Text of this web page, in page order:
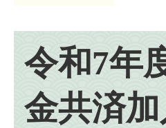
令和7年
金共済